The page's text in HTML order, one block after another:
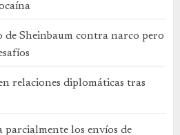
de Sheinbaum contra narco pero
relaciones diplomáticas tras
parcialmente los envíos de